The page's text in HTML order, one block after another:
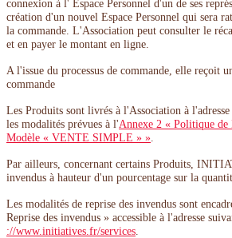
connexion à l' Espace Personnel d'un de ses
création d'un nouvel Espace Personnel qui sera
la commande. L'Association peut consulter le
et en payer le montant en ligne.
A l'issue du processus de commande, elle reçoit
commande
Les Produits sont livrés à l'Association à
les modalités prévues à l'Annexe 2 « Politique
Modèle « VENTE SIMPLE » »
Par ailleurs, concernant certains Produits,
invendus à hauteur d'un pourcentage sur la
Les modalités de reprise des invendus sont
Reprise des invendus » accessible à l'adresse
://www.initiatives.fr/services